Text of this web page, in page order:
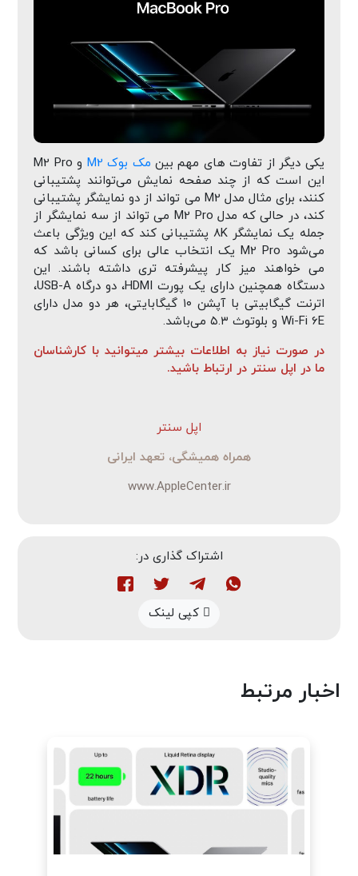
یکی دیگر از تفاوت های مهم بین مک بوک M2
و M2 Pro
این است که از چند صفحه نمایش می‌توانند پشتیبانی
کنند، برای مثال مدل M2 می تواند از دو نمایشگر پشتیبانی
کند، در حالی که مدل M2 Pro می تواند از سه نمایشگر از
جمله یک نمایشگر ۸K پشتیبانی کند که این ویژگی باعث
می‌شود M2 Pro یک انتخاب عالی برای کسانی باشد که
می خواهند میز کار پیشرفته تری داشته باشند. این
دستگاه همچنین دارای یک پورت HDMI، دو درگاه USB-A،
اترنت گیگابیتی با آپشن ۱۰ گیگابایتی، هر دو مدل دارای
Wi-Fi 6E و بلوتوث ۵.۳ می‌باشد.
در صورت نیاز به اطلاعات بیشتر میتوانید با کارشناسان
ما در اپل سنتر در ارتباط باشید.
اپل سنتر
همراه همیشگی، تعهد ایرانی
www.AppleCenter.ir
اشتراک گذاری در:
کپی لینک
اخبار مرتبط